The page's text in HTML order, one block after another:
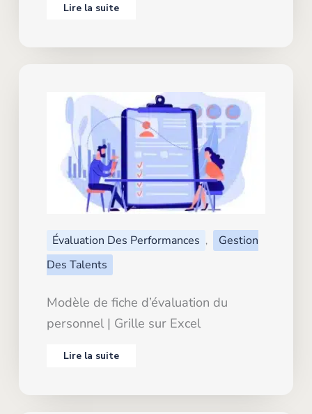
Lire la suite
Évaluation Des Performances ,
Gestion
Des Talents
Modèle de fiche d’évaluation du
personnel | Grille sur Excel
Lire la suite